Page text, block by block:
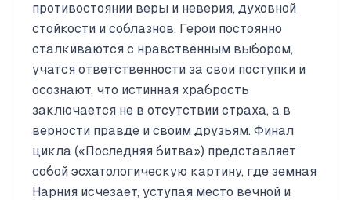
противостоянии веры и неверия, духовной
стойкости и соблазнов. Герои постоянно
сталкиваются с нравственным выбором,
учатся ответственности за свои поступки и
осознают, что истинная храбрость
заключается не в отсутствии страха, а в
верности правде и своим друзьям. Финал
цикла («Последняя битва») представляет
собой эсхатологическую картину, где земная
Нарния исчезает, уступая место вечной и